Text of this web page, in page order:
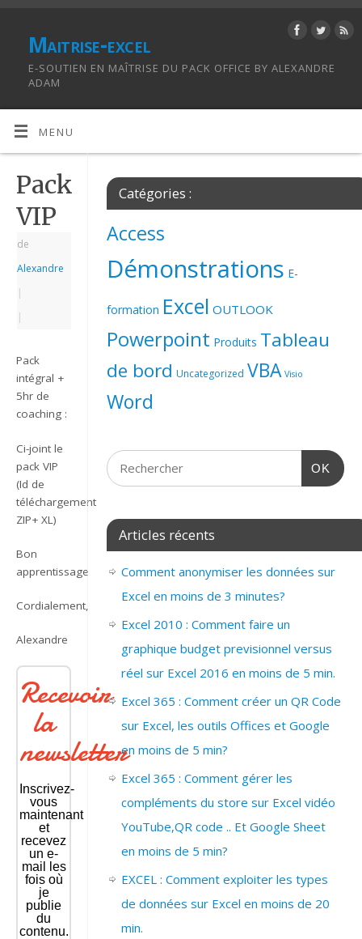
Maitrise-excel
E-SOUTIEN EN MAÎTRISE DU PACK OFFICE BY ALEXANDRE
ADAM
MENU
Pack
VIP
de
Alexandre
|
|
Pack
intégral +
5hr de
coaching :
Ci-joint le
pack VIP
(Id de
téléchargement
ZIP+ XL)
Bon
apprentissage
Cordialement,
Alexandre
Recevoir
la
newsletter
Inscrivez-
vous
maintenant
et
recevez
un e-
mail les
fois où
je
publie
du
contenu.
Catégories :
Access
Démonstrations E-
formation Excel OUTLOOK
Powerpoint Produits Tableau
de bord Uncategorized VBA Visio
Word
OK
Articles récents
Comment anonymiser les données sur
Excel en moins de 3 minutes?
Excel 2010 : Comment faire un
graphique budget previsionnel versus
réel sur Excel 2016 en moins de 5 min.
Excel 365 : Comment créer un QR Code
sur Excel, les outils Offices et Google
en moins de 5 min?
Excel 365 : Comment gérer les
compléments du store sur Excel vidéo
YouTube,QR code .. Et Google Sheet
en moins de 5 min?
EXCEL : Comment exploiter les types
de données sur Excel en moins de 20
min.